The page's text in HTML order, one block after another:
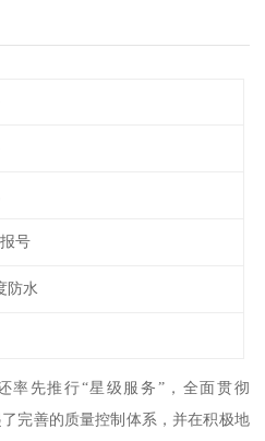
号
防水
率先推行“星级服务”，全面贯彻
完善的质量控制体系，并在积极地